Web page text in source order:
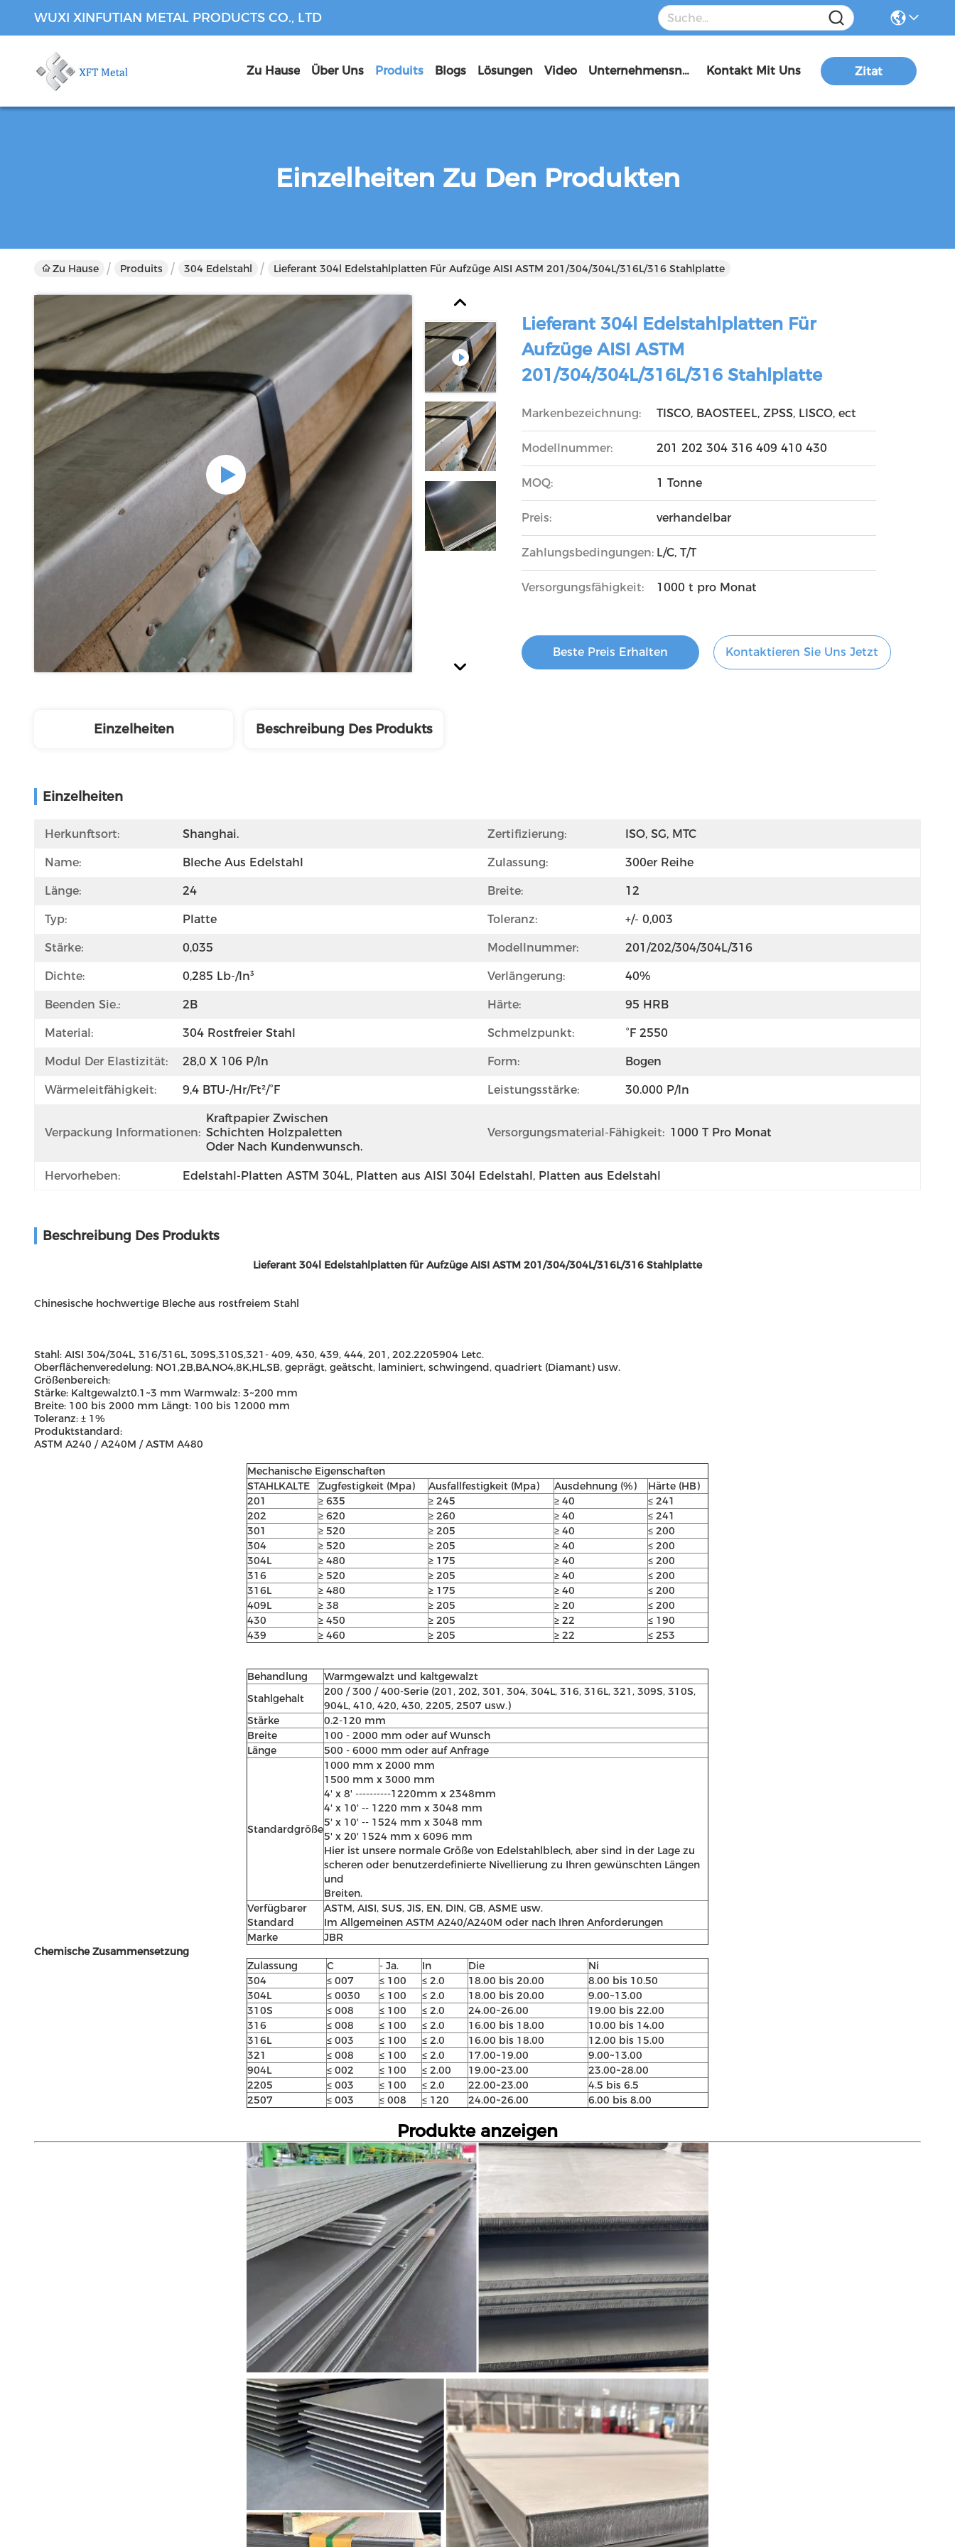
WUXI XINFUTIAN METAL PRODUCTS CO., LTD
Zu Hause Über Uns Produits Blogs Lösungen Video Unternehmensnachrichten Kontakt Mit Uns Zitat
Einzelheiten Zu Den Produkten
Zu Hause Produits 304 Edelstahl Lieferant 304l Edelstahlplatten Für Aufzüge AISI ASTM 201/304/304L/316L/316 Stahlplatte
Lieferant 304l Edelstahlplatten Für
Aufzüge AISI ASTM
201/304/304L/316L/316 Stahlplatte
Markenbezeichnung: TISCO, BAOSTEEL, ZPSS, LISCO, ect
Modellnummer: 201 202 304 316 409 410 430
MOQ: 1 Tonne
Preis: verhandelbar
Zahlungsbedingungen: L/C, T/T
Versorgungsfähigkeit: 1000 t pro Monat
Beste Preis Erhalten Kontaktieren Sie Uns Jetzt
Einzelheiten Beschreibung Des Produkts
Einzelheiten
Herkunftsort: Shanghai. Zertifizierung: ISO, SG, MTC
Name: Bleche Aus Edelstahl Zulassung: 300er Reihe
Länge: 24 Breite: 12
Typ: Platte Toleranz: +/- 0,003
Stärke: 0,035 Modellnummer: 201/202/304/304L/316
Dichte: 0,285 Lb-/in³ Verlängerung: 40%
Beenden Sie.: 2B Härte: 95 HRB
Material: 304 Rostfreier Stahl Schmelzpunkt: °F 2550
Modul Der Elastizität: 28,0 X 106 P/in Form: Bogen
Wärmeleitfähigkeit: 9,4 BTU-/hr/ft²/°F Leistungsstärke: 30.000 P/in
Verpackung Informationen:
Kraftpapier Zwischen
Schichten Holzpaletten
Oder Nach Kundenwunsch.
Versorgungsmaterial-Fähigkeit: 1000 T Pro Monat
Hervorheben: Edelstahl-Platten ASTM 304L, Platten aus AISI 304l Edelstahl, Platten aus Edelstahl
Beschreibung Des Produkts
Lieferant 304l Edelstahlplatten für Aufzüge AISI ASTM 201/304/304L/316L/316 Stahlplatte
Chinesische hochwertige Bleche aus rostfreiem Stahl
Stahl: AISI 304/304L, 316/316L, 309S,310S,321- 409, 430, 439, 444, 201, 202.2205904 Letc.
Oberflächenveredelung: NO1,2B,BA,NO4,8K,HL,SB, geprägt, geätscht, laminiert, schwingend, quadriert (Diamant) usw.
Größenbereich:
Stärke: Kaltgewalzt0.1~3 mm Warmwalz: 3~200 mm
Breite: 100 bis 2000 mm Längt: 100 bis 12000 mm
Toleranz: ± 1%
Produktstandard:
ASTM A240 / A240M / ASTM A480
Mechanische Eigenschaften
STAHLKALTE
Zugfestigkeit (Mpa) Ausfallfestigkeit (Mpa) Ausdehnung (%)
Härte (HB)
201
≥ 635 ≥ 245 ≥ 40
≤ 241
202
≥ 620 ≥ 260 ≥ 40
≤ 241
301
≥ 520 ≥ 205 ≥ 40
≤ 200
304
≥ 520 ≥ 205 ≥ 40
≤ 200
304L
≥ 480 ≥ 175 ≥ 40
≤ 200
316
≥ 520 ≥ 205 ≥ 40
≤ 200
316L
≥ 480 ≥ 175 ≥ 40
≤ 200
409L
≥ 38 ≥ 205 ≥ 20
≤ 200
430
≥ 450 ≥ 205 ≥ 22
≤ 190
439
≥ 460 ≥ 205 ≥ 22 ≤ 253
Behandlung
Warmgewalzt und kaltgewalzt
Stahlgehalt
200 / 300 / 400-Serie (201, 202, 301, 304, 304L, 316, 316L, 321, 309S, 310S,
904L, 410, 420, 430, 2205, 2507 usw.)
Stärke
0.2-120 mm
Breite
100 - 2000 mm oder auf Wunsch
Länge
500 - 6000 mm oder auf Anfrage
Standardgröße
1000 mm x 2000 mm
1500 mm x 3000 mm
4' x 8' ----------1220mm x 2348mm
4' x 10' -- 1220 mm x 3048 mm
5' x 10' -- 1524 mm x 3048 mm
5' x 20' 1524 mm x 6096 mm
Hier ist unsere normale Größe von Edelstahlblech, aber sind in der Lage zu
scheren oder benutzerdefinierte Nivellierung zu Ihren gewünschten Längen
und
Breiten.
Verfügbarer
Standard
ASTM, AISI, SUS, JIS, EN, DIN, GB, ASME usw.
Im Allgemeinen ASTM A240/A240M oder nach Ihren Anforderungen
Marke
JBR
Chemische Zusammensetzung
Zulassung
C - Ja. In Die
Ni
304
≤ 007 ≤ 100 ≤ 2.0 18.00 bis 20.00
8.00 bis 10.50
304L
≤ 0030 ≤ 100 ≤ 2.0 18.00 bis 20.00
9.00~13.00
310S
≤ 008 ≤ 100 ≤ 2.0 24.00~26.00
19.00 bis 22.00
316
≤ 008 ≤ 100 ≤ 2.0 16.00 bis 18.00
10.00 bis 14.00
316L
≤ 003 ≤ 100 ≤ 2.0 16.00 bis 18.00
12.00 bis 15.00
321
≤ 008 ≤ 100 ≤ 2.0 17.00~19.00
9.00~13.00
904L
≤ 002 ≤ 100 ≤ 2.00 19.00~23.00
23.00~28.00
2205
≤ 003 ≤ 100 ≤ 2.0 22.00~23.00
4.5 bis 6.5
2507
≤ 003 ≤ 008 ≤ 120 24.00~26.00 6.00 bis 8.00
Produkte anzeigen